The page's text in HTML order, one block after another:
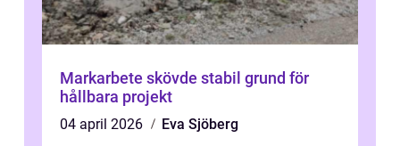
Markarbete skövde stabil grund för
hållbara projekt
04 april 2026
Eva Sjöberg